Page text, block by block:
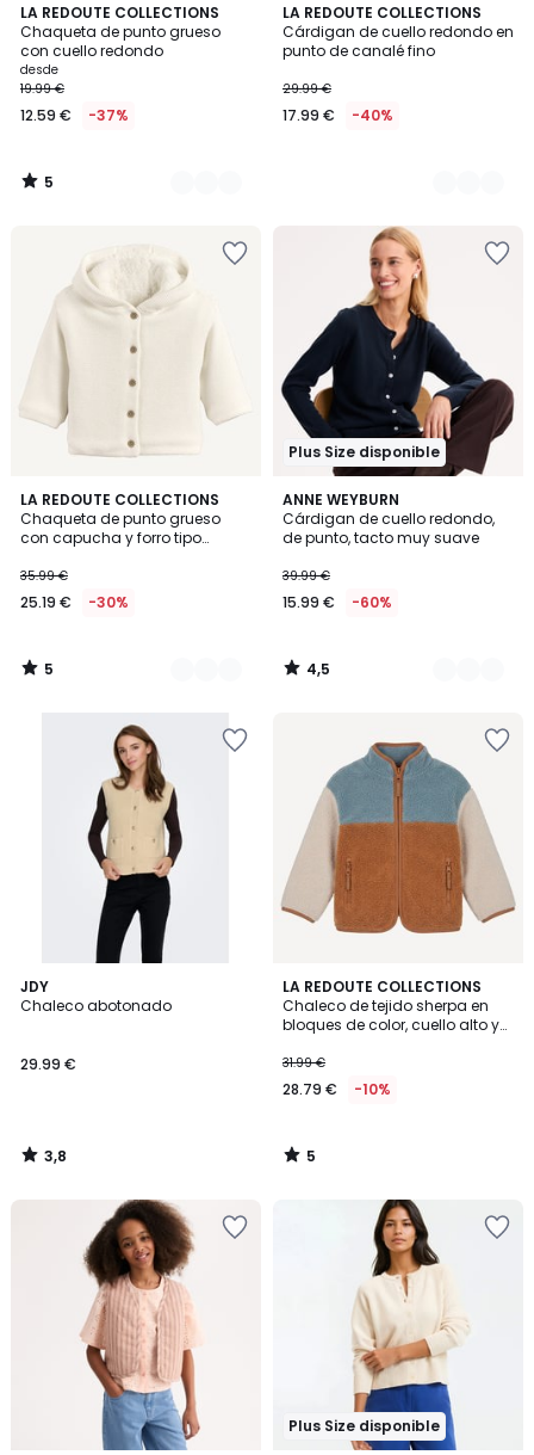
LA REDOUTE COLLECTIONS
Chaqueta de punto grueso
con cuello redondo
desde
19.99 €
12.59 € -37%
5
/
5
2
Colores
5
/
LA REDOUTE COLLECTIONS
Cárdigan de cuello redondo en
punto de canalé fino
29.99 €
17.99 € -40%
3
Colores
LA REDOUTE COLLECTIONS
Chaqueta de punto grueso
con capucha y forro tipo
35.99 €
25.19 € -30%
5
/
5
2
Colores
5
/
Plus Size disponible
ANNE WEYBURN
Cárdigan de cuello redondo,
de punto, tacto muy suave
39.99 €
15.99 € -60%
4,5
/ 5
2
Colores
4,5
/
JDY
Chaleco abotonado
29.99 €
3,8
/ 5
3,8
/
LA REDOUTE COLLECTIONS
Chaleco de tejido sherpa en
bloques de color, cuello alto y
31.99 €
28.79 € -10%
5
/
5
5
/
Plus Size disponible